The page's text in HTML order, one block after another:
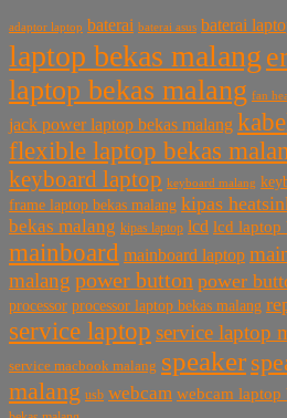
adaptor laptop baterai baterai asus baterai
laptop bekas malang
laptop bekas malang fan
jack power laptop bekas malang
flexible laptop bekas
keyboard laptop keyboard malang
frame laptop bekas malang kipas
bekas malang kipas laptop lcd lcd laptop
mainboard mainboard laptop
malang power button power
processor processor laptop bekas malang
service laptop service laptop
service macbook malang speaker
malang usb webcam webcam laptop